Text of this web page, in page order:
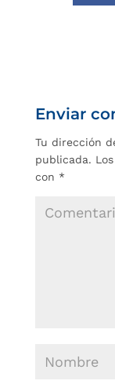
Enviar
Tu dirección
publicada.
con *